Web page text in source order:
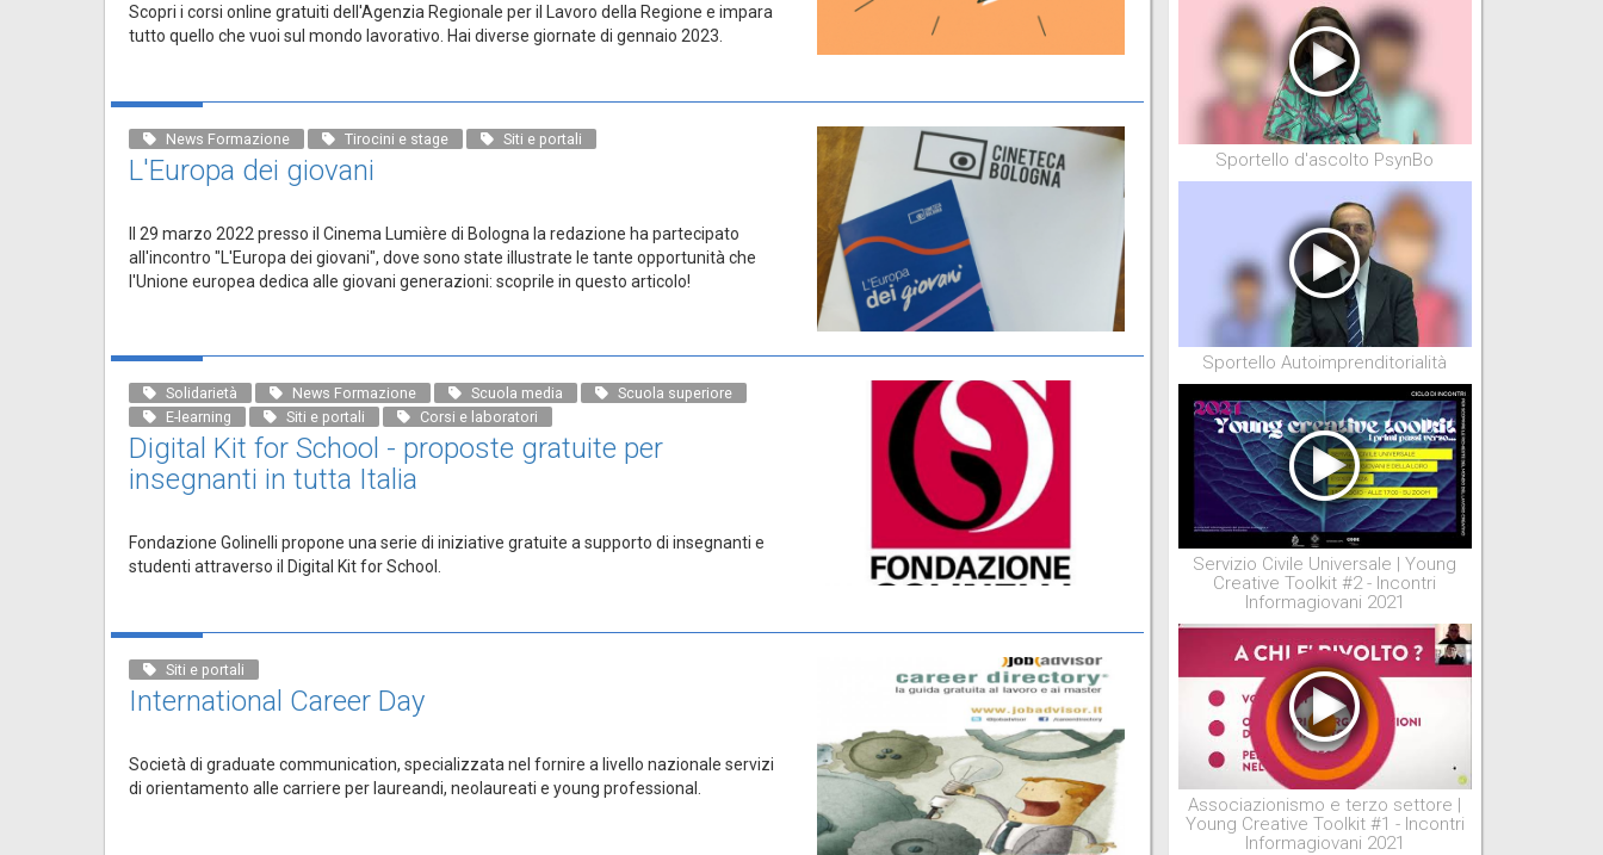
Scopri i corsi online gratuiti dell'Agenzia Regionale per il Lavoro della Regione e impara
tutto quello che vuoi sul mondo lavorativo. Hai diverse giornate di gennaio 2023.
News Formazione Tirocini e stage Siti e portali
L'Europa dei giovani
Il 29 marzo 2022 presso il Cinema Lumière di Bologna la redazione ha partecipato
all'incontro "L'Europa dei giovani", dove sono state illustrate le tante opportunità che
l'Unione europea dedica alle giovani generazioni: scoprile in questo articolo!
Solidarietà News Formazione Scuola media
Scuola superiore
E-learning
Siti e portali Corsi e laboratori
Digital Kit for School - proposte gratuite per
insegnanti in tutta Italia
Fondazione Golinelli propone una serie di iniziative gratuite a supporto di insegnanti e
studenti attraverso il Digital Kit for School.
Siti e portali
International Career Day
Società di graduate communication, specializzata nel fornire a livello nazionale servizi
di orientamento alle carriere per laureandi, neolaureati e young professional.
Sportello d'ascolto PsynBo
Sportello Autoimprenditorialità
Servizio Civile Universale | Young
Creative Toolkit #2 - Incontri
Informagiovani 2021
Associazionismo e terzo settore |
Young Creative Toolkit #1 - Incontri
Informagiovani 2021